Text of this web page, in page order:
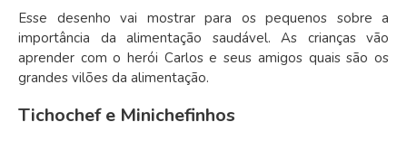
Esse desenho vai mostrar para os pequenos sobre a
importância da alimentação saudável. As crianças vão
aprender com o herói Carlos e seus amigos quais são os
grandes vilões da alimentação.
Tichochef e Minichefinhos